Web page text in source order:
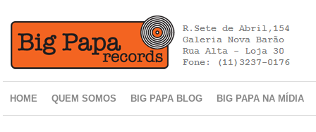
HOME QUEM SOMOS BIG PAPA BLOG BIG PAPA NA MÍDIA